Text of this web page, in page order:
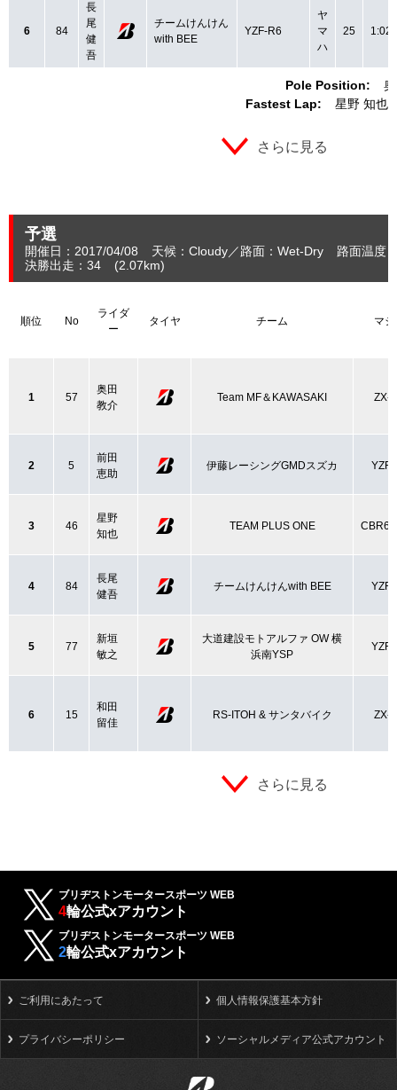
Pole Position:
Fastest Lap:
星野 知也
6 84
長
尾
健
吾
チームけんけん
with BEE
YZF-R6
ヤ
マ
ハ
25
さらに見る
予選
開催日：2017/04/08 天候：Cloudy 路面：Wet-Dry
路面温
決勝出走：34
(2.07km)
順位 No
ライダ
ー
タイヤ チーム マ
1 57
奥田
教介
Team MF＆KAWASAKI ZX-
2 5
前田
恵助
伊藤レーシングGMDスズカ YZF-
3 46
星野
知也
TEAM PLUS ONE
4 84
長尾
健吾
チームけんけんwith BEE YZF-
5 77
新垣
敏之
大道建設モトアルファ OW 横
浜南YSP
YZF-
6 15
和田
留佳
RS-ITOH & サンタバイク ZX-
さらに見る
ブリヂストンモータースポーツ WEB
4輪公式xアカウント
ブリヂストンモータースポーツ WEB
2輪公式xアカウント
ご利用にあたって 個人情報保護基本方針
プライバシーポリシー ソーシャルメディア公式アカウント